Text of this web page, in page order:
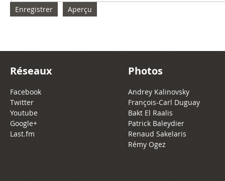
Réseaux
Facebook
Twitter
Youtube
Google+
Last.fm
Photos
Andrey Kalinovsky
François-Carl Duguay
Bakt El Raalis
Patrick Baleydier
Renaud Sakelaris
Rémy Ogez